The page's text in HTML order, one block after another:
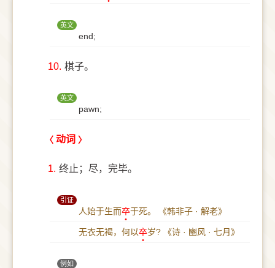
英文
end;
10. 棋子。
英文
pawn;
动词
1. 终止；尽，完毕。
引证
人始于生而卒于死。 《韩非子 · 解老》
无衣无褐，何以卒岁? 《诗 · 豳风 · 七月》
例如